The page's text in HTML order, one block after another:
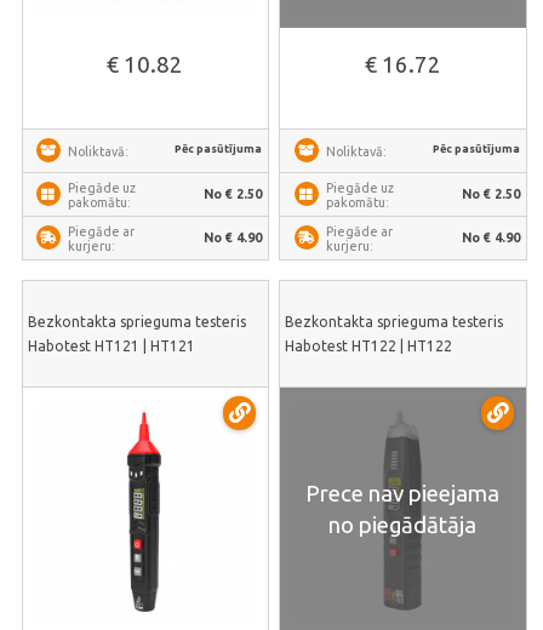
€ 10.82
Noliktavā: Pēc pasūtījuma
Piegāde uz
pakomātu:
No € 2.50
Piegāde ar
kurjeru:
No € 4.90
€ 16.72
Noliktavā: Pēc pasūtījuma
Piegāde uz
pakomātu:
No € 2.50
Piegāde ar
kurjeru:
No € 4.90
Bezkontakta sprieguma testeris
Habotest HT121 | HT121
Bezkontakta sprieguma testeris
Habotest HT122 | HT122
Prece nav pieejama
no piegādātāja